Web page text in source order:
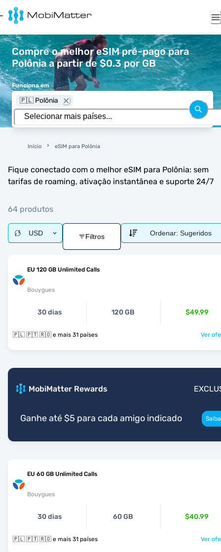
Compre o melhor eSIM pré-pago para
Polônia a partir de $0.3 por GB
Funciona em
🇵🇱 Polônia
Início eSIM para Polônia
Fique conectado com o melhor eSIM para Polônia: sem
tarifas de roaming, ativação instantânea e suporte 24/7
64 produtos
USD Filtros Ordenar: Sugeridos
EU 120 GB Unlimited Calls
Bouygues
30 dias 120 GB $49.99
🇵🇱 🇵🇹 🇷🇴 e mais 31 países Ver
MobiMatter Rewards
Ganhe até $5 para cada amigo indicado
EU 60 GB Unlimited Calls
Bouygues
30 dias 60 GB $40.99
🇵🇱 🇵🇹 🇷🇴 e mais 31 países Ver